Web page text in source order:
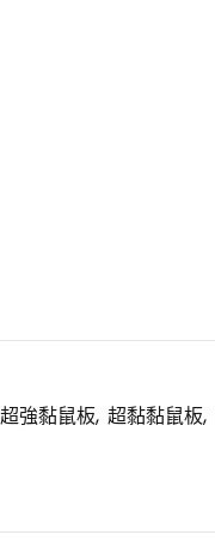
超強黏鼠板, 超黏黏鼠板,